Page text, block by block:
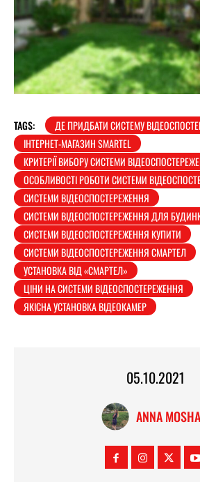
TAGS:
ДЕ ПРИДБАТИ СИСТЕМУ
ІНТЕРНЕТ-МАГАЗИН SMARTEL
КРИТЕРІЇ ВИБОРУ СИСТЕМИ
ОСОБЛИВОСТІ РОБОТИ СИСТЕМИ
СИСТЕМИ ВІДЕОСПОСТЕРЕЖЕННЯ
СИСТЕМИ ВІДЕОСПОСТЕРЕЖЕННЯ ДЛЯ
СИСТЕМИ ВІДЕОСПОСТЕРЕЖЕННЯ КУПИТИ
СИСТЕМИ ВІДЕОСПОСТЕРЕЖЕННЯ СМАРТЕЛ
УСТАНОВКА ВІД «СМАРТЕЛ»
ЦІНИ НА СИСТЕМИ ВІДЕОСПОСТЕРЕЖЕННЯ
ЯКІСНА УСТАНОВКА ВІДЕОКАМЕР
05.10.2021
ANNA